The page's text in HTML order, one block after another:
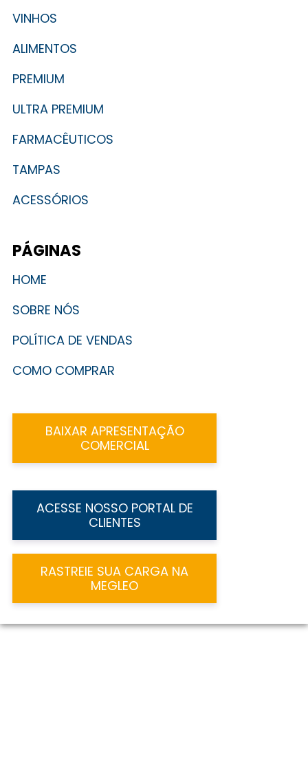
VINHOS
ALIMENTOS
PREMIUM
ULTRA PREMIUM
FARMACÊUTICOS
TAMPAS
ACESSÓRIOS
PÁGINAS
HOME
SOBRE NÓS
POLÍTICA DE VENDAS
COMO COMPRAR
BAIXAR APRESENTAÇÃO
COMERCIAL
ACESSE NOSSO PORTAL DE
CLIENTES
RASTREIE SUA CARGA NA
MEGLEO